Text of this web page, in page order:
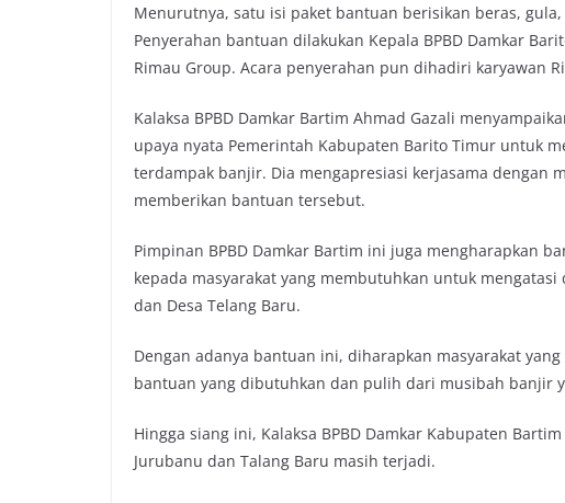
Menurutnya, satu isi paket bantuan berisikan beras,
Penyerahan bantuan dilakukan Kepala BPBD Damkar
Rimau Group. Acara penyerahan pun dihadiri karyawan
Kalaksa BPBD Damkar Bartim Ahmad Gazali
upaya nyata Pemerintah Kabupaten Barito Timur untuk
terdampak banjir. Dia mengapresiasi kerjasama
memberikan bantuan tersebut.
Pimpinan BPBD Damkar Bartim ini juga mengharapkan
kepada masyarakat yang membutuhkan untuk
dan Desa Telang Baru.
Dengan adanya bantuan ini, diharapkan masyarakat
bantuan yang dibutuhkan dan pulih dari musibah banjir
Hingga siang ini, Kalaksa BPBD Damkar Kabupaten
Jurubanu dan Talang Baru masih terjadi.